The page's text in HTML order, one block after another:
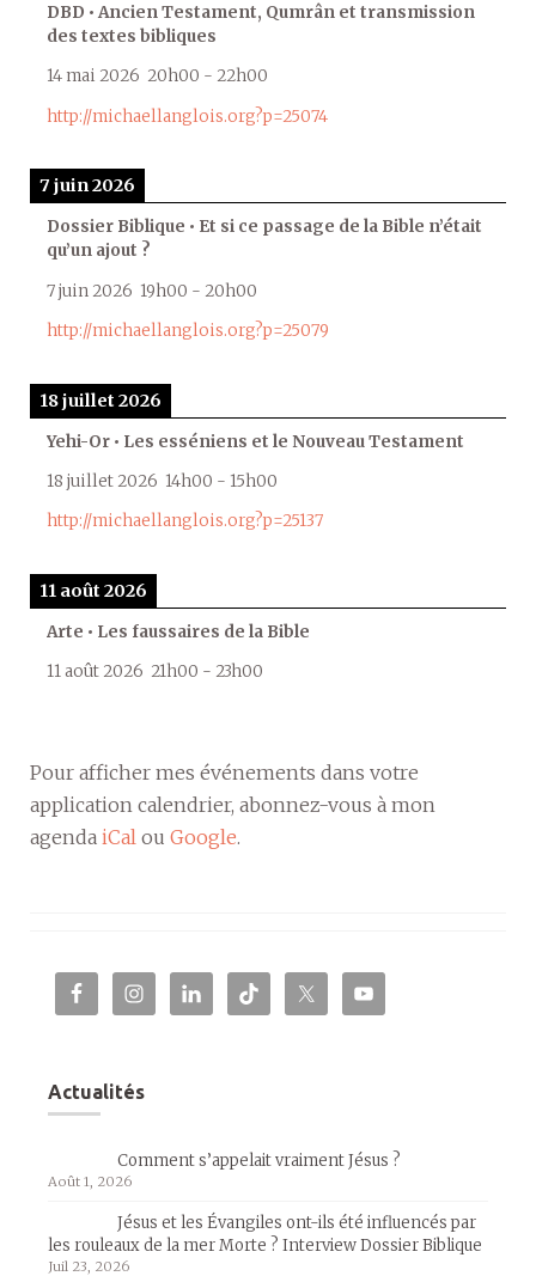
DBD • Ancien Testament, Qumrân et transmission
des textes bibliques
14 mai 2026 20h00 - 22h00
http://michaellanglois.org?p=25074
7 juin 2026
Dossier Biblique • Et si ce passage de la Bible n’était
qu’un ajout ?
7 juin 2026 19h00 - 20h00
http://michaellanglois.org?p=25079
18 juillet 2026
Yehi-Or • Les esséniens et le Nouveau Testament
18 juillet 2026 14h00 - 15h00
http://michaellanglois.org?p=25137
11 août 2026
Arte • Les faussaires de la Bible
11 août 2026 21h00 - 23h00
Pour afficher mes événements dans votre
application calendrier, abonnez-vous à mon
agenda iCal ou Google.
Actualités
Comment s’appelait vraiment Jésus ?
Août 1, 2026
Jésus et les Évangiles ont-ils été influencés par
les rouleaux de la mer Morte ? Interview Dossier Biblique
Juil 23, 2026